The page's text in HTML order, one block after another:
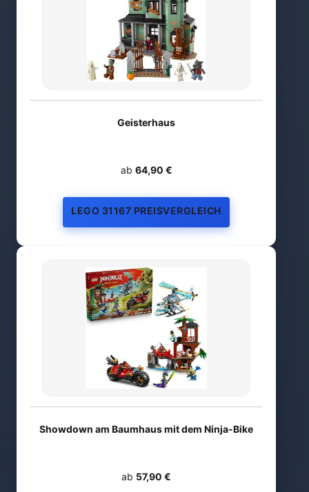
Geisterhaus
ab 64,90 €
LEGO 31167 PREISVERGLEICH
Showdown am Baumhaus mit dem Ninja-Bike
ab 57,90 €